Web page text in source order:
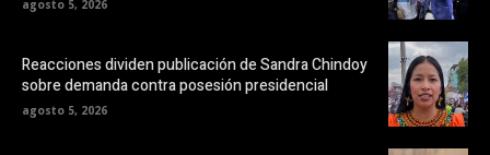
agosto 5, 2026
Reacciones dividen publicación de Sandra Chindoy
sobre demanda contra posesión presidencial
agosto 5, 2026